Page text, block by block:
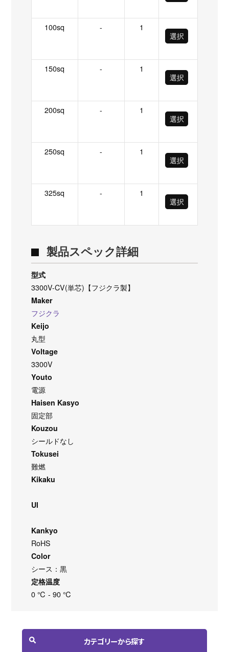
100sq -
1
選択
150sq -
1
選択
200sq -
1
選択
250sq -
1
選択
325sq -
1
選択
製品スペック詳細
型式
3300V-CV(単芯)【フジクラ製】
Maker
フジクラ
Keijo
丸型
Voltage
3300V
Youto
電源
Haisen Kasyo
固定部
Kouzou
シールドなし
Tokusei
難燃
Kikaku
Ul
Kankyo
RoHS
Color
シース：黒
定格温度
0 ℃ - 90 ℃
カテゴリーから探す